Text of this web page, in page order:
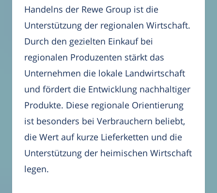
Handelns der Rewe Group ist die
Unterstützung der regionalen Wirtschaft.
Durch den gezielten Einkauf bei
regionalen Produzenten stärkt das
Unternehmen die lokale Landwirtschaft
und fördert die Entwicklung nachhaltiger
Produkte. Diese regionale Orientierung
ist besonders bei Verbrauchern beliebt,
die Wert auf kurze Lieferketten und die
Unterstützung der heimischen Wirtschaft
legen.